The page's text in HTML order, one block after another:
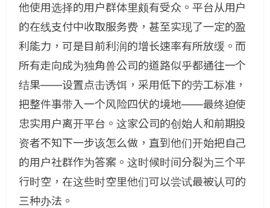
他使用选择的用户群体里颇有受众。平台从用户
的在线支付中收取服务费，甚至实现了一定的盈
利能力，可是目前利润的增长速率有所放缓。而
所有走向成为独角兽公司的道路似乎都通往一个
结果——设置点击诱饵，采用低下的劳工标准，
把整件事带入一个风险四伏的境地——最终迫使
忠实用户离开平台。这家公司的创始人和前期投
资者不知下一步该怎么做，直到他们开始把自己
的用户社群作为答案。这时候时间分裂为三个平
行时空，在这些时空里他们可以尝试最被认可的
三种办法。